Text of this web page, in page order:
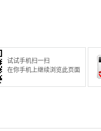
试试手机扫一扫
在你手机上继续浏览此页面